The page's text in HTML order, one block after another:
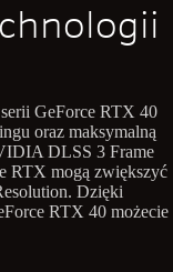
GeForce RTX 40
oraz maksymalną
DLSS 3 Frame
RTX mogą zwiększyć
Dzięki
RTX 40 możecie